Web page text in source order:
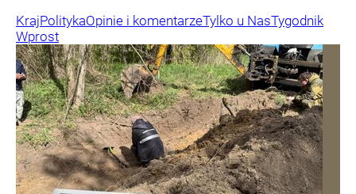
KrajPolitykaOpinie i komentarzeTylko u NasTygodnik
Wprost